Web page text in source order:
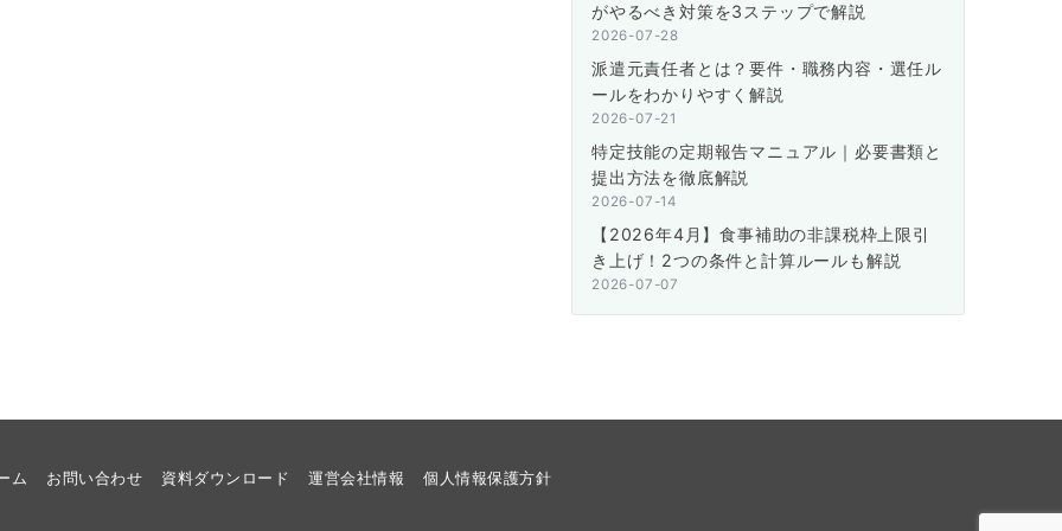
がやるべき対策を3ステップで解説
2026-07-28
派遣元責任者とは？要件・職務内容・選任ル
ールをわかりやすく解説
2026-07-21
特定技能の定期報告マニュアル｜必要書類と
提出方法を徹底解説
2026-07-14
【2026年4月】食事補助の非課税枠上限引
き上げ！2つの条件と計算ルールも解説
2026-07-07
ム お問い合わせ 資料ダウンロード 運営会社情報 個人情報保護方針